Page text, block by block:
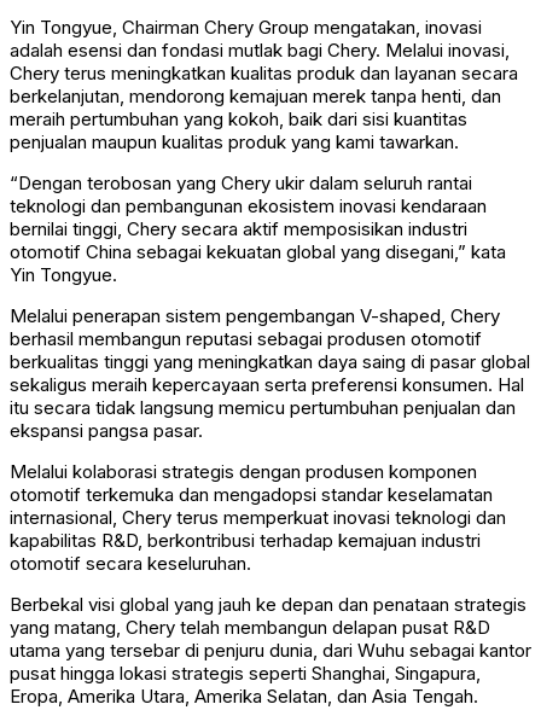
Yin Tongyue, Chairman Chery Group mengatakan, inovasi
adalah esensi dan fondasi mutlak bagi Chery. Melalui inovasi,
Chery terus meningkatkan kualitas produk dan layanan secara
berkelanjutan, mendorong kemajuan merek tanpa henti, dan
meraih pertumbuhan yang kokoh, baik dari sisi kuantitas
penjualan maupun kualitas produk yang kami tawarkan.
“Dengan terobosan yang Chery ukir dalam seluruh rantai
teknologi dan pembangunan ekosistem inovasi kendaraan
bernilai tinggi, Chery secara aktif memposisikan industri
otomotif China sebagai kekuatan global yang disegani,” kata
Yin Tongyue.
Melalui penerapan sistem pengembangan V-shaped, Chery
berhasil membangun reputasi sebagai produsen otomotif
berkualitas tinggi yang meningkatkan daya saing di pasar global
sekaligus meraih kepercayaan serta preferensi konsumen. Hal
itu secara tidak langsung memicu pertumbuhan penjualan dan
ekspansi pangsa pasar.
Melalui kolaborasi strategis dengan produsen komponen
otomotif terkemuka dan mengadopsi standar keselamatan
internasional, Chery terus memperkuat inovasi teknologi dan
kapabilitas R&D, berkontribusi terhadap kemajuan industri
otomotif secara keseluruhan.
Berbekal visi global yang jauh ke depan dan penataan strategis
yang matang, Chery telah membangun delapan pusat R&D
utama yang tersebar di penjuru dunia, dari Wuhu sebagai kantor
pusat hingga lokasi strategis seperti Shanghai, Singapura,
Eropa, Amerika Utara, Amerika Selatan, dan Asia Tengah.